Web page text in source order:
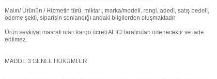
Malın/ Ürünün / Hizmetin türü, miktarı, marka/modeli, rengi, adedi, satış bedeli,
ödeme şekli, siparişin sonlandığı andaki bilgilerden oluşmaktadır
Ürün sevkiyat masrafı olan kargo ücreti ALICI tarafından ödenecektir ve iade
edilmez.
MADDE 3 GENEL HÜKÜMLER